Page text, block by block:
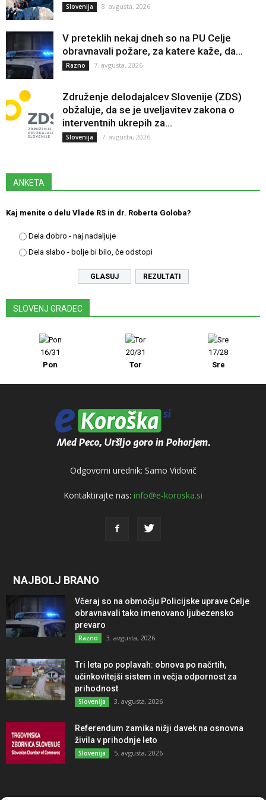
Slovenija 8. avgusta, 2026
V preteklih nekaj dneh so na PU Celje
obravnavali požare, za katere kaže, da...
Razno 7. avgusta, 2026
Združenje delodajalcev Slovenije (ZDS)
obžaluje, da se je uveljavitev zakona o
interventnih ukrepih za...
Slovenija 7. avgusta, 2026
ANKETA
Kaj menite o delu Vlade RS in dr. Roberta Goloba?
Dela dobro - naj nadaljuje
Dela slabo - bolje bi bilo, če odstopi
REZULTATI
SLOVENJ GRADEC
16/31
Pon
20/31
Tor
17/28
Sre
Odgovorni urednik: Samo Vidovič
Kontaktirajte nas: info@e-koroska.si
NAJBOLJ BRANO
Včeraj so na območju Policijske uprave Celje
obravnavali tako imenovano ljubezensko
prevaro
Razno 3. avgusta, 2026
Tri leta po poplavah: obnova po načrtih,
učinkovitejši sistem in večja odpornost za
prihodnost
Slovenija 3. avgusta, 2026
Referendum zamika nižji davek na osnovna
živila v prihodnje leto
Slovenija 5. avgusta, 2026